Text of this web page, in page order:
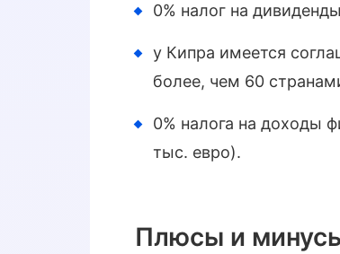
0% налог на
у Кипра имеется
более, чем 60
0% налога на доходы
тыс. евро).
Плюсы и